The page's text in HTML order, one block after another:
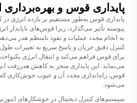
پایداری قوس و بهره‌برداری
پایداری قوس به‌طور مستقیم بر بازده انرژی
پیوسته تأثیر می‌گذارد، زیرا قوس‌های ناپایدار
به انجام مجدد عملیات و نفوذ نامنظم هدر
کنترل دقیق جریان و پاسخ سریع به تغییرات
برای قوس فراهم می‌کند و انتقال انرژی
می‌نماید. این پایداری منجر به کاهش هدررفت
قوس، راه‌اندازی مجدد آن و عیوب جوش‌کاری که
می‌شود.
سیستم‌های کنترل دیجیتال در جوشکارهای